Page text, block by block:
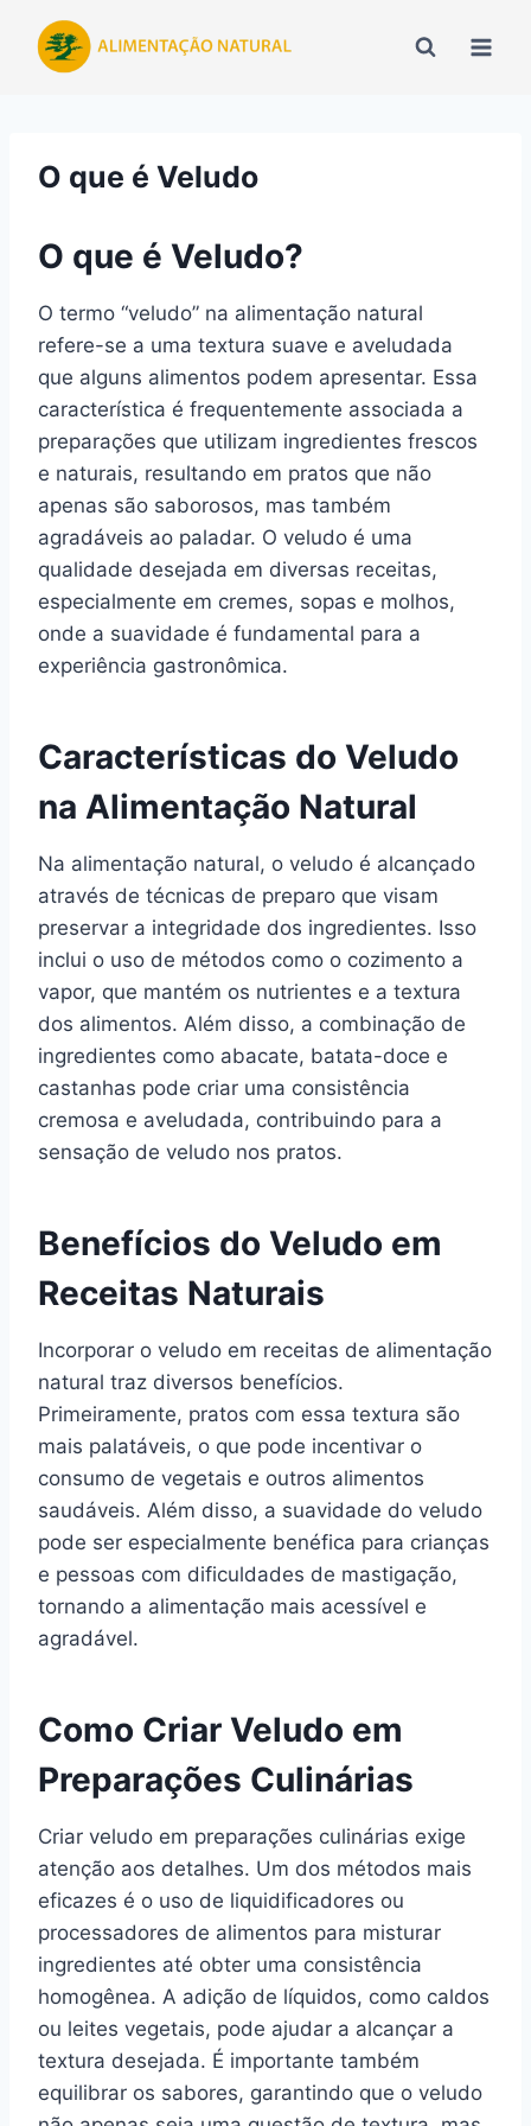
para
O que é Veludo
O que é Veludo?
O termo “veludo” na alimentação natural
refere-se a uma textura suave e aveludada
que alguns alimentos podem apresentar. Essa
característica é frequentemente associada a
preparações que utilizam ingredientes frescos
e naturais, resultando em pratos que não
apenas são saborosos, mas também
agradáveis ao paladar. O veludo é uma
qualidade desejada em diversas receitas,
especialmente em cremes, sopas e molhos,
onde a suavidade é fundamental para a
experiência gastronômica.
Características do Veludo
na Alimentação Natural
Na alimentação natural, o veludo é alcançado
através de técnicas de preparo que visam
preservar a integridade dos ingredientes. Isso
inclui o uso de métodos como o cozimento a
vapor, que mantém os nutrientes e a textura
dos alimentos. Além disso, a combinação de
ingredientes como abacate, batata-doce e
castanhas pode criar uma consistência
cremosa e aveludada, contribuindo para a
sensação de veludo nos pratos.
Benefícios do Veludo em
Receitas Naturais
Incorporar o veludo em receitas de alimentação
natural traz diversos benefícios.
Primeiramente, pratos com essa textura são
mais palatáveis, o que pode incentivar o
consumo de vegetais e outros alimentos
saudáveis. Além disso, a suavidade do veludo
pode ser especialmente benéfica para crianças
e pessoas com dificuldades de mastigação,
tornando a alimentação mais acessível e
agradável.
Como Criar Veludo em
Preparações Culinárias
Criar veludo em preparações culinárias exige
atenção aos detalhes. Um dos métodos mais
eficazes é o uso de liquidificadores ou
processadores de alimentos para misturar
ingredientes até obter uma consistência
homogênea. A adição de líquidos, como caldos
ou leites vegetais, pode ajudar a alcançar a
textura desejada. É importante também
equilibrar os sabores, garantindo que o veludo